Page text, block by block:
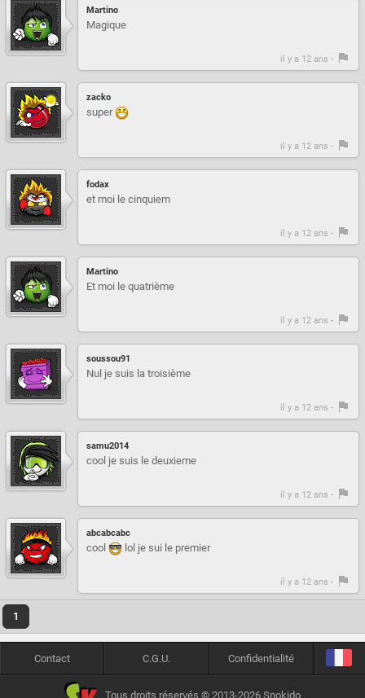
Martino
Magique
il y a 12 ans -
zacko
super
il y a 12 ans -
fodax
et moi le cinquiem
il y a 12 ans -
Martino
Et moi le quatrième
il y a 12 ans -
soussou91
Nul je suis la troisième
il y a 12 ans -
samu2014
cool je suis le deuxieme
il y a 12 ans -
abcabcabc
cool lol je sui le premier
il y a 12 ans -
1
Contact C.G.U. Confidentialité
Tous droits réservés © 2013-2026 Snokido